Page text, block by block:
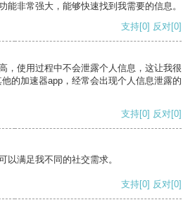
能非常强大，能够快速找到我需要的信息。
支持[0] 反对[0]
，使用过程中不会泄露个人信息，这让我很
的加速器app，经常会出现个人信息泄露的
支持[0] 反对[0]
以满足我不同的社交需求。
支持[0] 反对[0]